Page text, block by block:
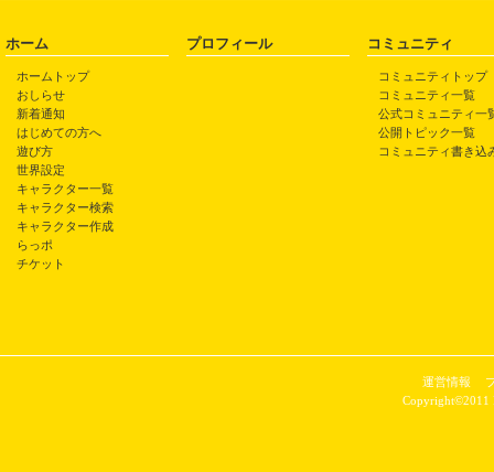
ホーム
ホームトップ
おしらせ
新着通知
はじめての方へ
遊び方
世界設定
キャラクター一覧
キャラクター検索
キャラクター作成
らっポ
チケット
プロフィール コミュニティ
コミュニティトップ
コミュニティ一覧
公式コミュニティ一
公開トピック一覧
コミュニティ書き込
運営情報
Copyright©2011